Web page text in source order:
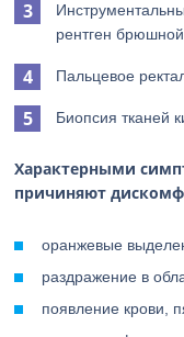
рентген
Пальцевое
Биопсия тканей
Характерными
причиняют
оранжевые
раздражение в
появление крови,